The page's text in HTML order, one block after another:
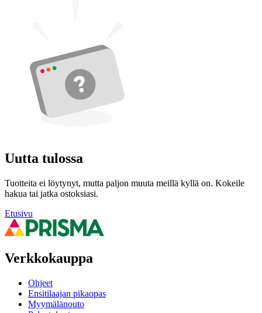
Uutta tulossa
Tuotteita ei löytynyt, mutta paljon muuta meillä kyllä on. Kokeile
hakua tai jatka ostoksiasi.
Etusivu
Verkkokauppa
Ohjeet
Ensitilaajan pikaopas
Myymälänouto